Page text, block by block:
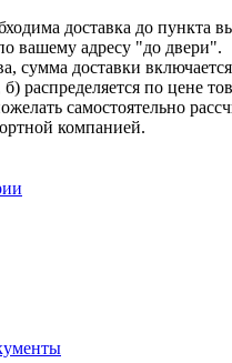
доставка до пункта
вашему адресу "до двери".
сумма доставки
распределяется по цене
самостоятельно
компанией.